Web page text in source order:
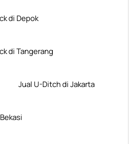
di Depok
di Tangerang
Jual U-Ditch di Jakarta